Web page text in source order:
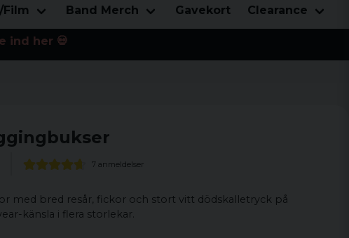
Film Band Merch Gavekort Clearance
ind her 💀
7 anmeldelser
med bred resår, fickor och stort vitt dödskalletryck på
känsla i flera storlekar.